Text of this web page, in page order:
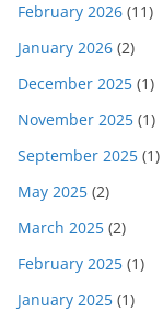
February 2026 (11)
January 2026 (2)
December 2025 (1)
November 2025 (1)
September 2025 (1)
May 2025 (2)
March 2025 (2)
February 2025 (1)
January 2025 (1)